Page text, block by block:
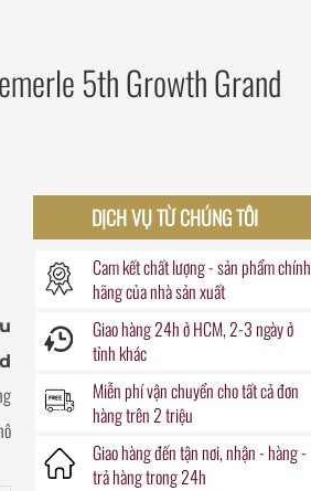
5th Growth Grand
DỊCH VỤ TỪ CHÚNG TÔI
Cam kết chất lượng - sản phẩm chính
hãng của nhà sản xuất
Giao hàng24hở HCM, 2-3 ngày ở
tỉnh khác
Miễn phí vận chuyểncho tất cả đơn
hàng trên 2 triệu
Giao hàng đếntận nơi, nhận - hàng -
trả hàng trong24h